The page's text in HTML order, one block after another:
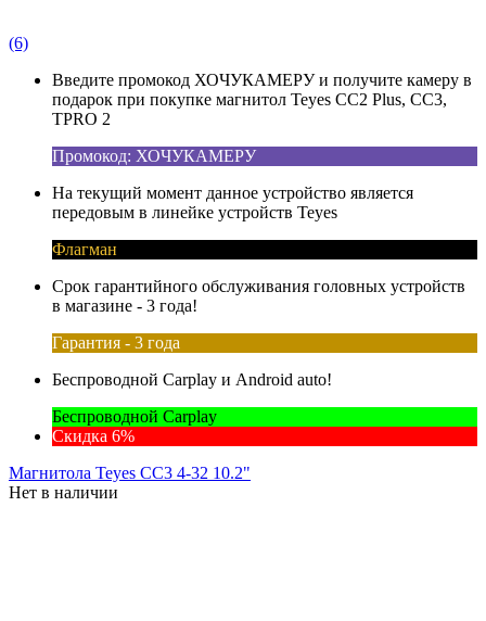
(6)
Введите промокод ХОЧУКАМЕРУ и получите камеру в
подарок при покупке магнитол Teyes CC2 Plus, CC3,
TPRO 2
Промокод: ХОЧУКАМЕРУ
На текущий момент данное устройство является
передовым в линейке устройств Teyes
Флагман
Срок гарантийного обслуживания головных устройств
в магазине - 3 года!
Гарантия - 3 года
Беспроводной Carplay и Android auto!
Беспроводной Carplay
Скидка 6%
Магнитола Teyes CC3 4-32 10.2"
Нет в наличии